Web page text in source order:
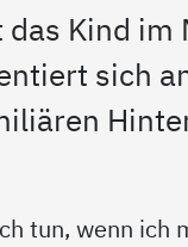
Kind
sich
tun, wenn ich